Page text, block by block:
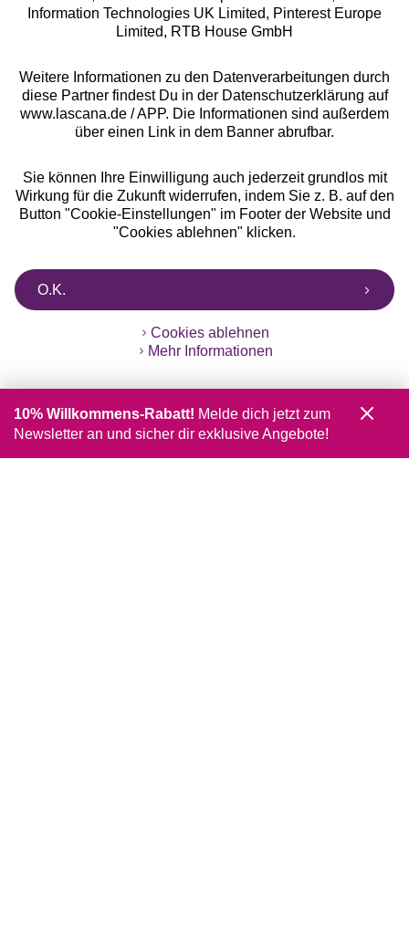
** Bonität vorausgesetzt, berechtigt zur Bonitätsprüfung
Information Technologies UK Limited, Pinterest Europe
Limited, RTB House GmbH
Weitere Informationen zu den Datenverarbeitungen durch
diese Partner findest Du in der Datenschutzerklärung auf
www.lascana.de / APP. Die Informationen sind außerdem
über einen Link in dem Banner abrufbar.
Sie können Ihre Einwilligung auch jederzeit grundlos mit
Wirkung für die Zukunft widerrufen, indem Sie z. B. auf den
Button "Cookie-Einstellungen" im Footer der Website und
"Cookies ablehnen" klicken.
O.K.
Cookies ablehnen
Mehr Informationen
10% Willkommens-Rabatt! Melde dich jetzt zum
Newsletter an und sicher dir exklusive Angebote!